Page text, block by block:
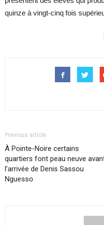
quinze à vingt-cinq fois
Previous article
À Pointe-Noire certains
quartiers font peau neuve
l’arrivée de Denis Sassou
Nguesso